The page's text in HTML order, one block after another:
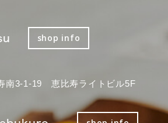
shop info
南3-1-19 恵比寿ライトビル5F